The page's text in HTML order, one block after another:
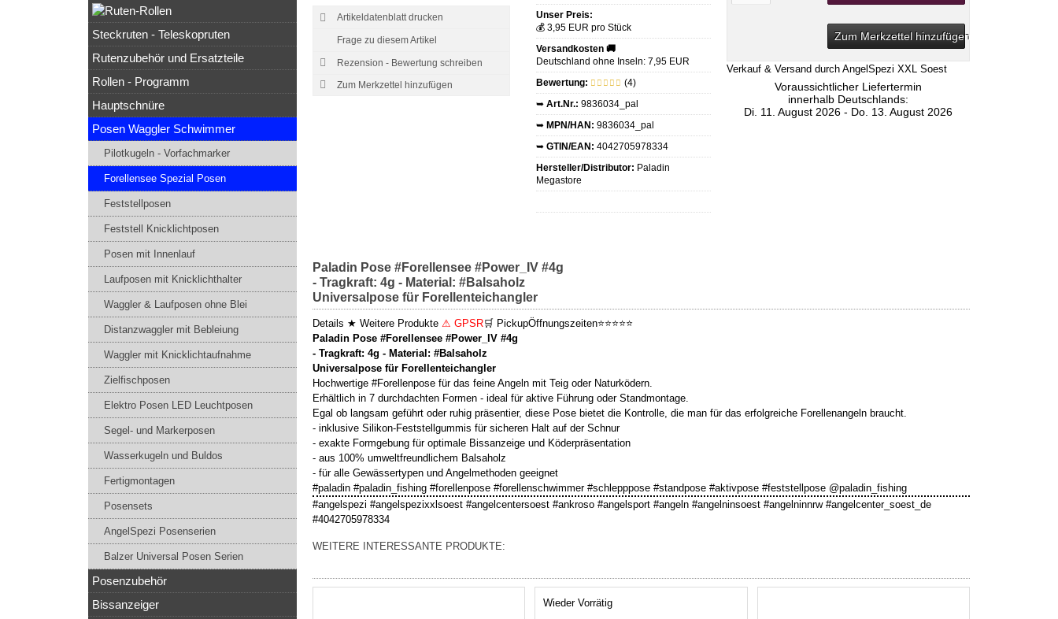
Artikeldatenblatt drucken
Frage zu diesem Artikel
Rezension - Bewertung schreiben
Unser Preis:
💰 3,95 EUR pro Stück
Versandkosten 🚚
Deutschland ohne Inseln: 7,95 EUR
Bewertung:
(4)
➥ Art.Nr.: 9836034_pal
➥ MPN/HAN: 9836034_pal
➥ GTIN/EAN: 4042705978334
Hersteller/Distributor: Paladin
Megastore
Zum Merkzettel hinzufügen
Verkauf & Versand durchAngelSpezi XXL Soest
Voraussichtlicher Liefertermin
innerhalb Deutschlands:
Di. 11. August 2026 - Do. 13. August 2026
Paladin Pose #Forellensee #Power_IV #4g
- Tragkraft: 4g - Material: #Balsaholz
Universalpose für Forellenteichangler
Details ★ Weitere Produkte ⚠ GPSR🛒 PickupÖffnungszeiten⭐⭐⭐⭐⭐
Paladin Pose #Forellensee #Power_IV #4g
- Tragkraft: 4g - Material: #Balsaholz
Universalpose für Forellenteichangler
Hochwertige #Forellenpose für das feine Angeln mit Teig oder Naturködern.
Erhältlich in 7 durchdachten Formen - ideal für aktive Führung oder Standmontage.
Egal ob langsam geführt oder ruhig präsentier, diese Pose bietet die Kontrolle, die man für das erfolgreiche Forellenangeln braucht.
- inklusive Silikon-Feststellgummis für sicheren Halt auf der Schnur
- exakte Formgebung für optimale Bissanzeige und Köderpräsentation
- aus 100% umweltfreundlichem Balsaholz
- für alle Gewässertypen und Angelmethoden geeignet
#paladin #paladin_fishing #forellenpose #forellenschwimmer #schlepppose #standpose #aktivpose #feststellpose @paladin_fishing
#angelspezi #angelspezixxlsoest #angelcentersoest #ankroso #angelsport #angeln #angelninsoest #angelninnrw #angelcenter_soest_de
#4042705978334
WEITERE INTERESSANTE PRODUKTE:
Wieder Vorrätig
Steckruten - Teleskopruten
Rutenzubehör und Ersatzteile
Rollen - Programm
Hauptschnüre
Posen Waggler Schwimmer
Pilotkugeln - Vorfachmarker
Forellensee Spezial Posen
Feststellposen
Feststell Knicklichtposen
Posen mit Innenlauf
Laufposen mit Knicklichthalter
Waggler & Laufposen ohne Blei
Distanzwaggler mit Bebleiung
Waggler mit Knicklichtaufnahme
Zielfischposen
Elektro Posen LED Leuchtposen
Segel- und Markerposen
Wasserkugeln und Buldos
Fertigmontagen
Posensets
AngelSpezi Posenserien
Balzer Universal Posen Serien
Posenzubehör
Bissanzeiger